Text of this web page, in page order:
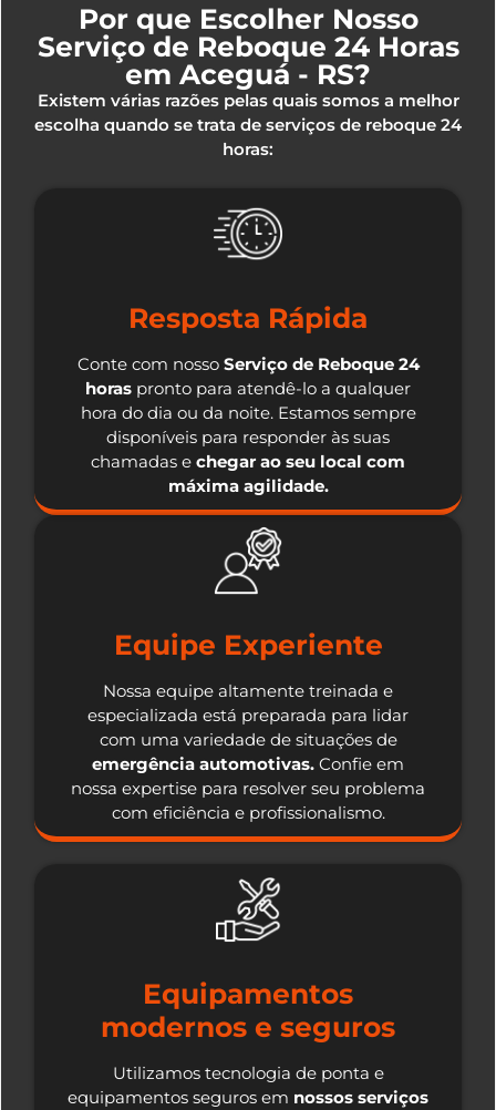
Por que Escolher Nosso
Serviço de Reboque 24 Horas
em Aceguá - RS?
Existem várias razões pelas quais somos a melhor
escolha quando se trata de serviços de reboque 24
horas:
Resposta Rápida
Conte com nosso Serviço de Reboque 24
horas pronto para atendê-lo a qualquer
hora do dia ou da noite. Estamos sempre
disponíveis para responder às suas
chamadas e chegar ao seu local com
máxima agilidade.
Equipe Experiente
Nossa equipe altamente treinada e
especializada está preparada para lidar
com uma variedade de situações de
emergência automotivas. Confie em
nossa expertise para resolver seu problema
com eficiência e profissionalismo.
Equipamentos
modernos e seguros
Utilizamos tecnologia de ponta e
equipamentos seguros em nossos serviços